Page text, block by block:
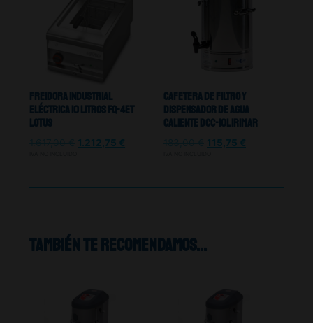
Freidora Industrial
Eléctrica 10 Litros FQ-4ET
Lotus
1.212,75 €
Cafetera De Filtro Y
Dispensador De Agua
Caliente DCC-10L Irimar
115,75 €
También te recomendamos…